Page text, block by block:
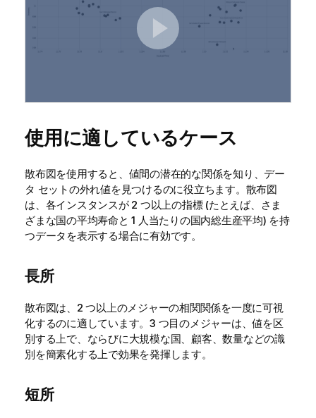
使用に適しているケース
散布図を使用すると、値間の潜在的な関係を知り、デー
タ セットの外れ値を見つけるのに役立ちます。散布図
は、各インスタンスが 2 つ以上の指標 (たとえば、さま
ざまな国の平均寿命と 1 人当たりの国内総生産平均) を持
つデータを表示する場合に有効です。
長所
散布図は、2 つ以上のメジャーの相関関係を一度に可視
化するのに適しています。3 つ目のメジャーは、値を区
別する上で、ならびに大規模な国、顧客、数量などの識
別を簡素化する上で効果を発揮します。
短所